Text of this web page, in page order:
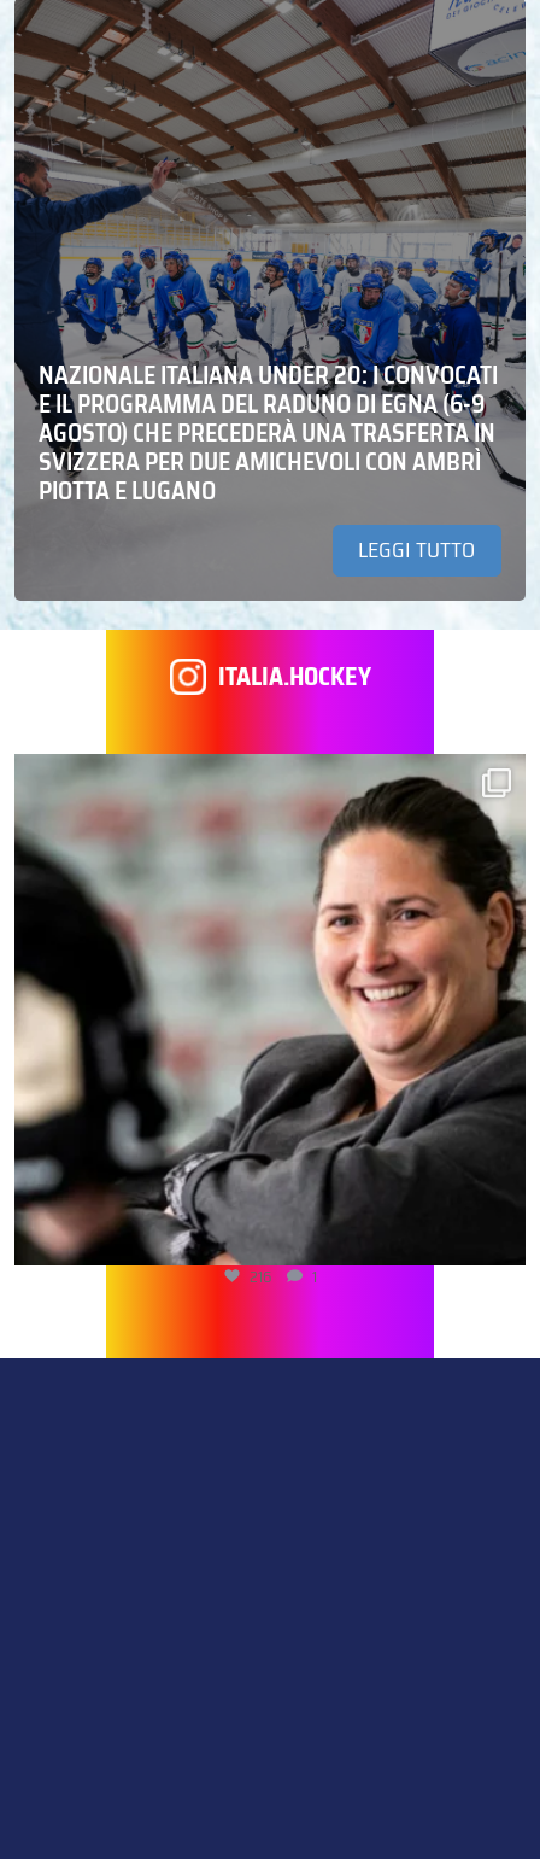
NAZIONALE ITALIANA UNDER 20: I CONVOCATI
E IL PROGRAMMA DEL RADUNO DI EGNA (6-9
AGOSTO) CHE PRECEDERÀ UNA TRASFERTA IN
SVIZZERA PER DUE AMICHEVOLI CON AMBRÌ
PIOTTA E LUGANO
LEGGI TUTTO
ITALIA.HOCKEY
216 1